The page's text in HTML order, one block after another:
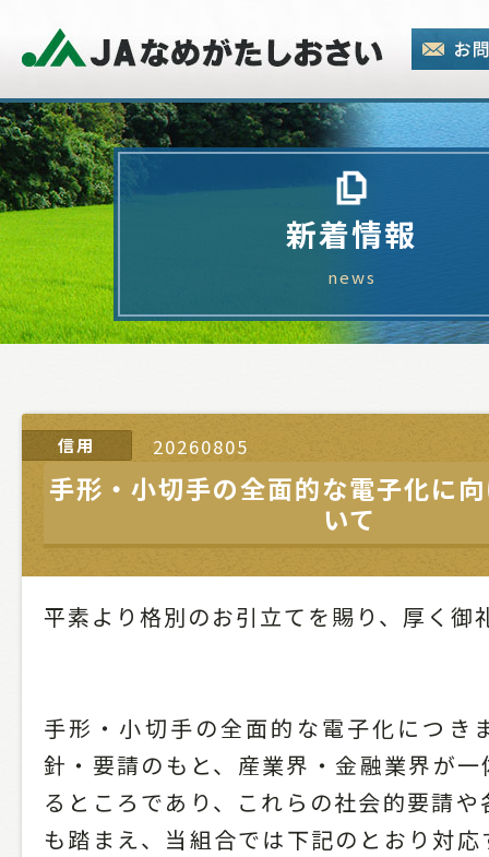
新着情報
news
20260805
信用
手形・小切手の全面的な電子化に
いて
平素より格別のお引立てを賜り、厚く御
手形・小切手の全面的な電子化につき
針・要請のもと、産業界・金融業界が
るところであり、これらの社会的要請
も踏まえ、当組合では下記のとおり対